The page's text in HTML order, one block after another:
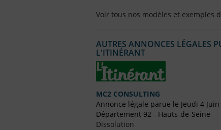
Voir tous nos modèles et exemples
AUTRES ANNONCES LÉGALES
L'ITINÉRANT
MC2 CONSULTING
Annonce légale parue le Jeudi 4 Juin
Département 92 - Hauts-de-Seine
Dissolution